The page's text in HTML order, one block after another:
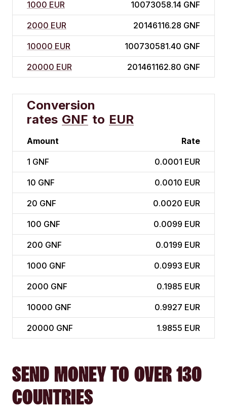
1000 EUR 10073058.14 GNF
2000 EUR 20146116.28 GNF
10000 EUR 100730581.40 GNF
20000 EUR 201461162.80 GNF
Conversion
rates GNF to EUR
Amount Rate
1 GNF 0.0001 EUR
10 GNF 0.0010 EUR
20 GNF 0.0020 EUR
100 GNF 0.0099 EUR
200 GNF 0.0199 EUR
1000 GNF 0.0993 EUR
2000 GNF 0.1985 EUR
10000 GNF 0.9927 EUR
20000 GNF 1.9855 EUR
SEND MONEY TO OVER 130
COUNTRIES